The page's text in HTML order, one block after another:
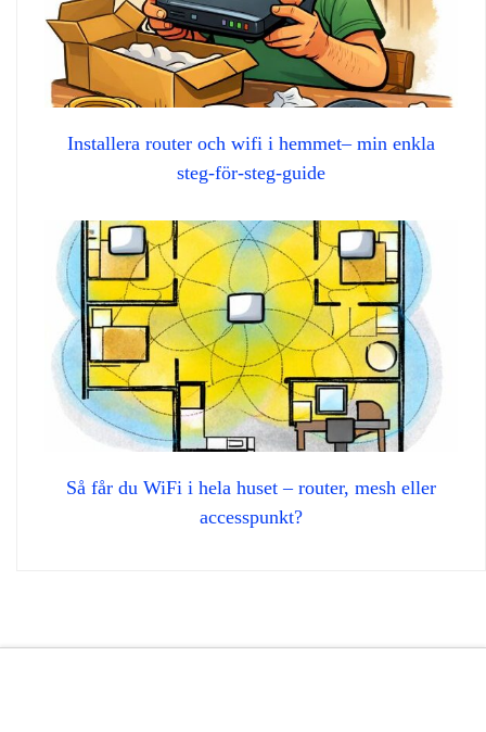
Installera router och wifi i hemmet– min enkla
steg‑för‑steg‑guide
Så får du WiFi i hela huset – router, mesh eller
accesspunkt?